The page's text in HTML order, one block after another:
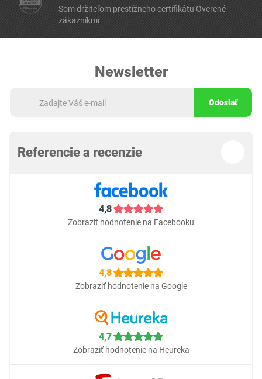
Som držiteľom prestížneho certifikátu Overené
zákazníkmi
Newsletter
Odoslať
Referencie a recenzie
4,8
Zobraziť hodnotenie na Facebooku
4,8
Zobraziť hodnotenie na Google
4,7
Zobraziť hodnotenie na Heureka